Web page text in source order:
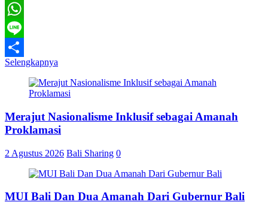
Telegram
WhatsApp
Line
Share
Selengkapnya
Merajut Nasionalisme Inklusif sebagai Amanah
Proklamasi
2 Agustus 2026 Bali Sharing 0
MUI Bali Dan Dua Amanah Dari Gubernur Bali